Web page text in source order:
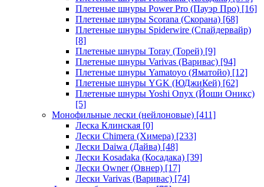
Плетеные шнуры Power Pro (Пауэр Про) [16]
Плетеные шнуры Scorana (Скорана) [68]
Плетеные шнуры Spiderwire (Спайдервайр)
[8]
Плетеные шнуры Toray (Торей) [9]
Плетеные шнуры Varivas (Варивас) [94]
Плетеные шнуры Yamatoyo (Яматойо) [12]
Плетеные шнуры YGK (ЮДжиКей) [62]
Плетеные шнуры Yoshi Onyx (Йоши Оникс)
[5]
Монофильные лески (нейлоновые) [411]
Леска Клинская [0]
Лески Chimera (Химера) [233]
Лески Daiwa (Дайва) [48]
Лески Kosadaka (Косадака) [39]
Лески Owner (Овнер) [17]
Лески Varivas (Варивас) [74]